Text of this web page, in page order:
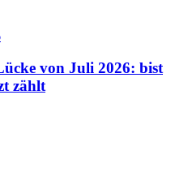
von Juli 2026: bist
zählt